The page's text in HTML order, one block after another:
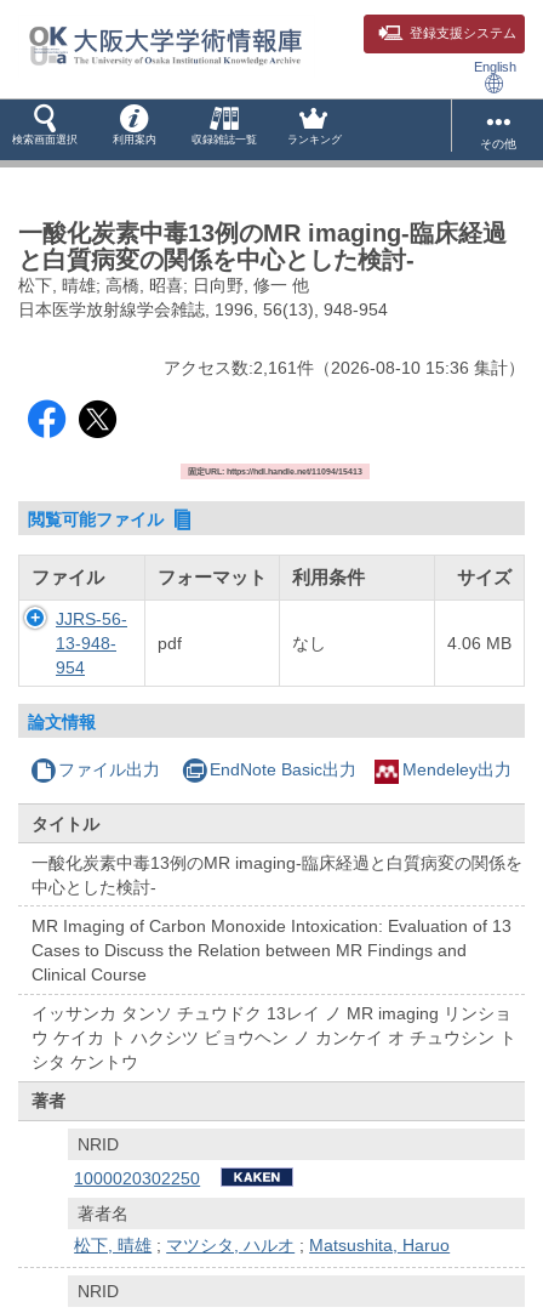
登録支援システム
English
検索画面選択 利用案内 収録雑誌一覧 ランキング その他
一酸化炭素中毒13例のMR imaging-臨床経過
と白質病変の関係を中心とした検討-
松下, 晴雄; 高橋, 昭喜; 日向野, 修一 他
日本医学放射線学会雑誌, 1996, 56(13), 948-954
アクセス数:2,161件 （2026-08-10 15:36 集計）
固定URL: https://hdl.handle.net/11094/15413
閲覧可能ファイル
ファイル フォーマット 利用条件 サイズ
JJRS-56-
13-948-
954
pdf なし 4.06 MB
論文情報
ファイル出力 EndNote Basic出力 Mendeley出力
タイトル
一酸化炭素中毒13例のMR imaging-臨床経過と白質病変の関係を
中心とした検討-
MR Imaging of Carbon Monoxide Intoxication: Evaluation of 13
Cases to Discuss the Relation between MR Findings and
Clinical Course
イッサンカ タンソ チュウドク 13レイ ノ MR imaging リンショ
ウ ケイカ ト ハクシツ ビョウヘン ノ カンケイ オ チュウシン ト
シタ ケントウ
著者
NRID
1000020302250
著者名
松下, 晴雄 ; マツシタ, ハルオ ; Matsushita, Haruo
NRID